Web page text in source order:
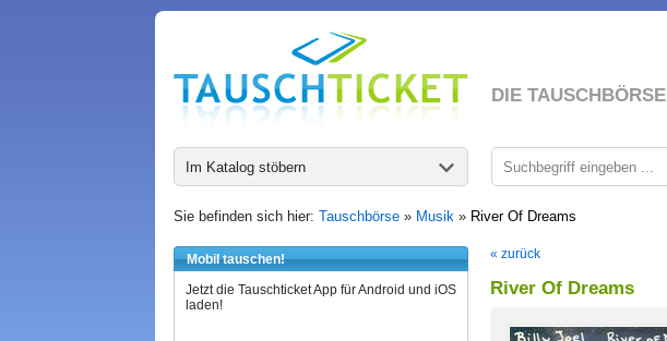
DIE TAUSCHBÖRSE
Im Katalog stöbern
Sie befinden sich hier: Tauschbörse » Musik » River Of Dreams
Mobil tauschen!
Jetzt die Tauschticket App für Android und iOS
laden!
« zurück
River Of Dreams